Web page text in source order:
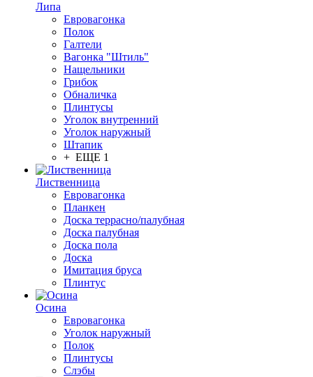
Липа
Евровагонка
Полок
Галтели
Вагонка "Штиль"
Нащельники
Грибок
Обналичка
Плинтусы
Уголок внутренний
Уголок наружный
Штапик
+ ЕЩЕ 1
Лиственница
Евровагонка
Планкен
Доска террасно/палубная
Доска палубная
Доска пола
Доска
Имитация бруса
Плинтус
Осина
Евровагонка
Уголок наружный
Полок
Плинтусы
Слэбы